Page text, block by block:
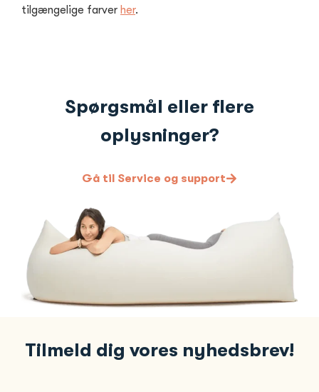
tilgængelige farver her.
Spørgsmål eller flere
oplysninger?
Gå til Service og support
Tilmeld dig vores nyhedsbrev!